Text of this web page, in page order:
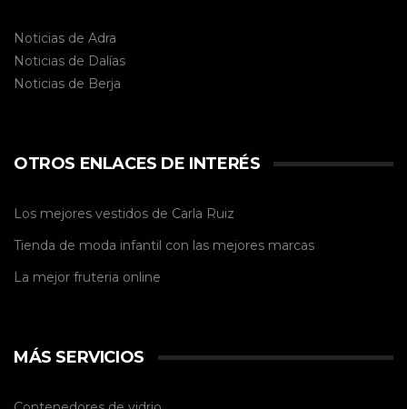
Noticias de Adra
Noticias de Dalías
Noticias de Berja
OTROS ENLACES DE INTERÉS
Los mejores vestidos de Carla Ruiz
Tienda de moda infantil con las mejores marcas
La mejor fruteria online
MÁS SERVICIOS